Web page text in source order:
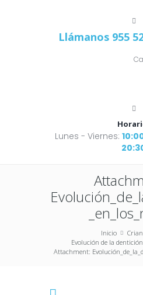
Llámanos 955
Lunes - Viernes:
Inicio
Evolución de la
Attachment: